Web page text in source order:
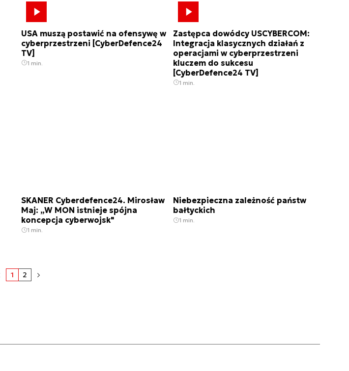
USA muszą postawić na ofensywę w
cyberprzestrzeni [CyberDefence24
TV]
1 min.
Zastępca dowódcy USCYBERCOM:
Integracja klasycznych działań z
operacjami w cyberprzestrzeni
kluczem do sukcesu
[CyberDefence24 TV]
1 min.
SKANER Cyberdefence24. Mirosław
Maj: „W MON istnieje spójna
koncepcja cyberwojsk"
1 min.
Niebezpieczna zależność państw
bałtyckich
1 min.
1 2